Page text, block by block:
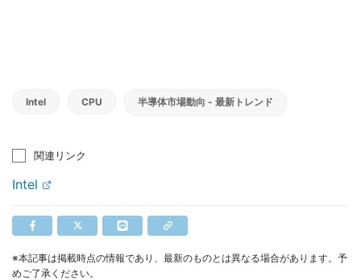
Intel CPU 半導体市場動向 - 最新トレンド
関連リンク
Intel
※本記事は掲載時点の情報であり、最新のものとは異なる場合があります。予
めご了承ください。